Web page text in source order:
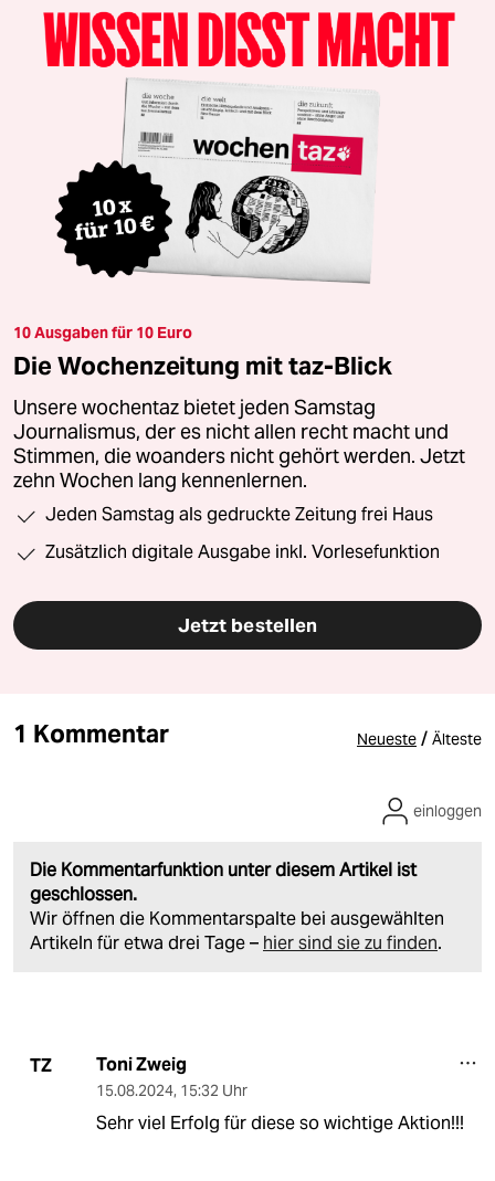
10 Ausgaben für 10 Euro
Die Wochenzeitung mit taz-Blick
Unsere wochentaz bietet jeden Samstag
Journalismus, der es nicht allen recht macht und
Stimmen, die woanders nicht gehört werden. Jetzt
zehn Wochen lang kennenlernen.
Jeden Samstag als gedruckte Zeitung frei Haus
Zusätzlich digitale Ausgabe inkl. Vorlesefunktion
Jetzt bestellen
1 Kommentar Neueste / Älteste
Die Kommentarfunktion unter diesem Artikel ist
geschlossen.
Wir öffnen die Kommentarspalte bei ausgewählten
Artikeln für etwa drei Tage – hier sind sie zu finden.
einloggen
TZ Toni Zweig
15.08.2024, 15:32 Uhr
Sehr viel Erfolg für diese so wichtige Aktion!!!